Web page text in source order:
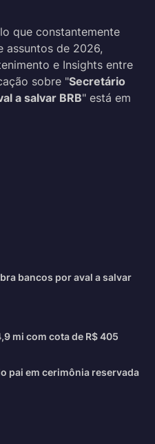
que constantemente
assuntos de 2026,
e Insights entre
sobre "Secretário
a salvar BRB" está em
bancos por aval a salvar
mi com cota de R$ 405
pai em cerimônia reservada